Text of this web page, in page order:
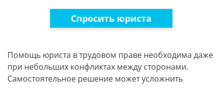
Спросить юриста
Помощь юриста в трудовом праве необходима даже
при небольших конфликтах между сторонами.
Самостоятельное решение может усложнить